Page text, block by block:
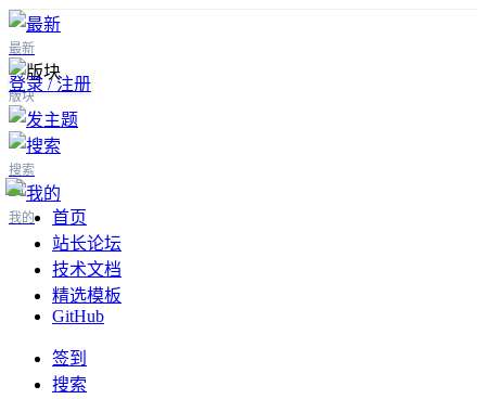
最新
版块
搜索
我的
登录 / 注册
首页
站长论坛
技术文档
精选模板
GitHub
签到
搜索